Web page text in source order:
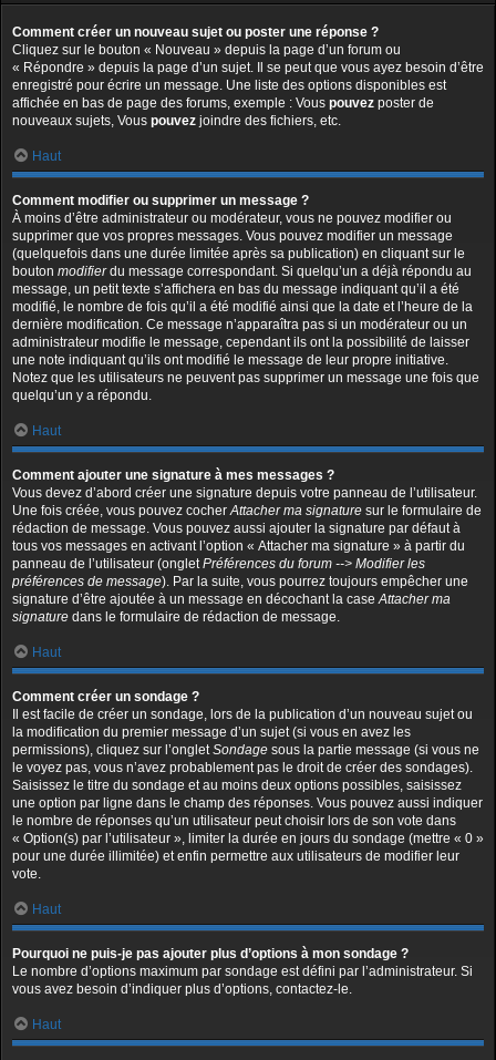
Comment créer un nouveau sujet ou poster une réponse ?
Cliquez sur le bouton « Nouveau » depuis la page d’un forum ou
« Répondre » depuis la page d’un sujet. Il se peut que vous ayez besoin d’être
enregistré pour écrire un message. Une liste des options disponibles est
affichée en bas de page des forums, exemple : Vous pouvez poster de
nouveaux sujets, Vous pouvez joindre des fichiers, etc.
Haut
Comment modifier ou supprimer un message ?
À moins d’être administrateur ou modérateur, vous ne pouvez modifier ou
supprimer que vos propres messages. Vous pouvez modifier un message
(quelquefois dans une durée limitée après sa publication) en cliquant sur le
bouton modifierdu message correspondant. Si quelqu’un a déjà répondu au
message, un petit texte s’affichera en bas du message indiquant qu’il a été
modifié, le nombre de fois qu’il a été modifié ainsi que la date et l’heure de la
dernière modification. Ce message n’apparaîtra pas si un modérateur ou un
administrateur modifie le message, cependant ils ont la possibilité de laisser
une note indiquant qu’ils ont modifié le message de leur propre initiative.
Notez que les utilisateurs ne peuvent pas supprimer un message une fois que
quelqu’un y a répondu.
Haut
Comment ajouter une signature à mes messages ?
Vous devez d’abord créer une signature depuis votre panneau de l’utilisateur.
Une fois créée, vous pouvez cocherAttacher ma signature sur le formulaire de
rédaction de message. Vous pouvez aussi ajouter la signature par défaut à
tous vos messages en activant l’option « Attacher ma signature » à partir du
panneau de l’utilisateur (ongletPréférences du forum --> Modifier les
préférences de message). Par la suite, vous pourrez toujours empêcher une
signature d’être ajoutée à un message en décochant la caseAttacher ma
signature dans le formulaire de rédaction de message.
Haut
Comment créer un sondage ?
Il est facile de créer un sondage, lors de la publication d’un nouveau sujet ou
la modification du premier message d’un sujet (si vous en avez les
permissions), cliquez sur l’ongletSondage sous la partie message (si vous ne
le voyez pas, vous n’avez probablement pas le droit de créer des sondages).
Saisissez le titre du sondage et au moins deux options possibles, saisissez
une option par ligne dans le champ des réponses. Vous pouvez aussi indiquer
le nombre de réponses qu’un utilisateur peut choisir lors de son vote dans
« Option(s) par l’utilisateur », limiter la durée en jours du sondage (mettre « 0 »
pour une durée illimitée) et enfin permettre aux utilisateurs de modifier leur
vote.
Haut
Pourquoi ne puis-je pas ajouter plus d’options à mon sondage ?
Le nombre d’options maximum par sondage est défini par l’administrateur. Si
vous avez besoin d’indiquer plus d’options, contactez-le.
Haut